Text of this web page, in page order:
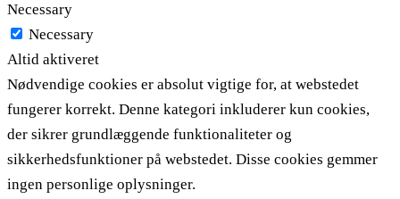
Necessary
Necessary
Altid aktiveret
Nødvendige cookies er absolut vigtige for, at webstedet
fungerer korrekt. Denne kategori inkluderer kun cookies,
der sikrer grundlæggende funktionaliteter og
sikkerhedsfunktioner på webstedet. Disse cookies gemmer
ingen personlige oplysninger.